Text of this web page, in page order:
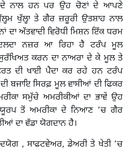
ਨਾਲ ਹਨ ਪਰ ਉਹ ਚੋਣਾਂ ਦੇ ਆਪਣੇ
ਖੁੱਲ੍ਹਾ ਤੇ ਗੈਰ ਜ਼ਰੂਰੀ ਉਤਸ਼ਾਹ ਨਾਲ
ਦਾ ਅੱਤਵਾਦੀ ਵਿਰੋਧੀ ਮਿਸ਼ਨ ਇੱਕ ਧਰਮ
ਨਜ਼ਰ ਆ ਰਿਹਾ ਹੈ ਟਰੰਪ ਮੂਲ
ਕਰਨ ਦਾ ਨਾਅਰਾ ਦੇ ਕੇ ਮੂਲ ਤੇ
ਦੀ ਖਾਈ ਪੈਦਾ ਕਰ ਰਹੇ ਹਨ ਟਰੰਪ
ਬਜਾਇ ਸਿਰਫ਼ ਮੂਲ ਵਾਸੀਆਂ ਦੀ ਫਿਕਰ
ਸਮੁੱਚੇ ਅਮਰੀਕੀਆਂ ਦਾ ਭਾਵੇਂ ਉਹ
ਤੋਂ ਅਮਰੀਕਾ ਦੇ ਨਿਆਣ ‘ਚ ਗੈਰ
ਦਾ ਵੱਡਾ ਯੋਗਦਾਨ ਹੈ।
, ਸਾਫਟਵੇਅਰ, ਡੇਅਰੀ ਤੇ ਖੇਤੀ ‘ਚ